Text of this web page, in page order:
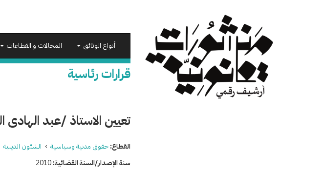
أنواع الوثائق المجالات و القطاعات
قرارات رئاسية
تعيين الاستاذ /عبد
القطاع:حقوق مدنية وسياسية › الشئون الدينية
سنة الإصدار/السنة القضائية:2010